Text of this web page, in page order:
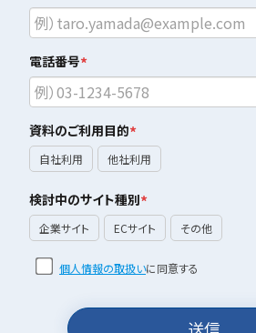
電話番号*
資料のご利用目的*
自社利用 他社利用
検討中のサイト種別*
企業サイト ECサイト その他
個人情報の取扱いに同意する